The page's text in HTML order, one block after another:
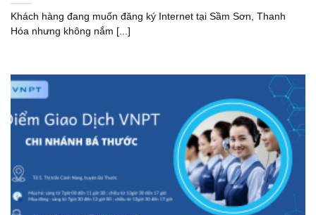
Khách hàng đang muốn đăng ký Internet tại Sầm Sơn, Thanh
Hóa nhưng không nắm [...]